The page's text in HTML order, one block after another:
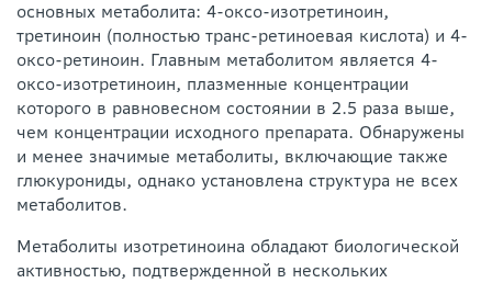
основных метаболита: 4-оксо-изотретиноин,
третиноин (полностью транс-ретиноевая кислота) и 4-
оксо-ретиноин. Главным метаболитом является 4-
оксо-изотретиноин, плазменные концентрации
которого в равновесном состоянии в 2.5 раза выше,
чем концентрации исходного препарата. Обнаружены
и менее значимые метаболиты, включающие также
глюкурониды, однако установлена структура не всех
метаболитов.
Метаболиты изотретиноина обладают биологической
активностью, подтвержденной в нескольких